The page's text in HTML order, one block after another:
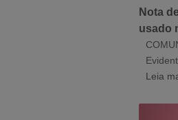
Nota
usado
Leia